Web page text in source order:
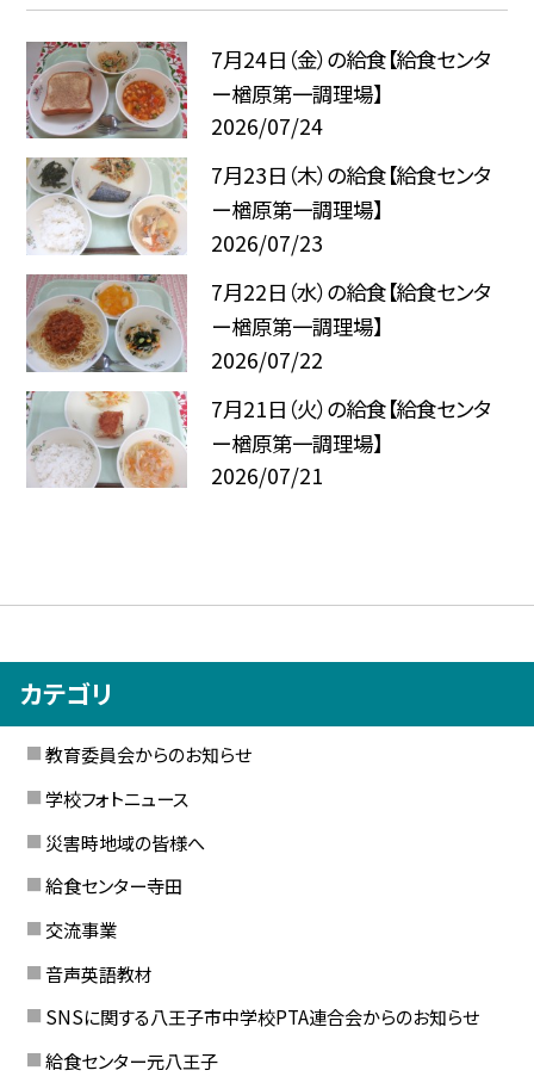
7月24日（金）の給食【給食センタ
ー楢原第一調理場】
2026/07/24
7月23日（木）の給食【給食センタ
ー楢原第一調理場】
2026/07/23
7月22日（水）の給食【給食センタ
ー楢原第一調理場】
2026/07/22
7月21日（火）の給食【給食センタ
ー楢原第一調理場】
2026/07/21
カテゴリ
教育委員会からのお知らせ
学校フォトニュース
災害時地域の皆様へ
給食センター寺田
交流事業
音声英語教材
SNSに関する八王子市中学校PTA連合会からのお知らせ
給食センター元八王子